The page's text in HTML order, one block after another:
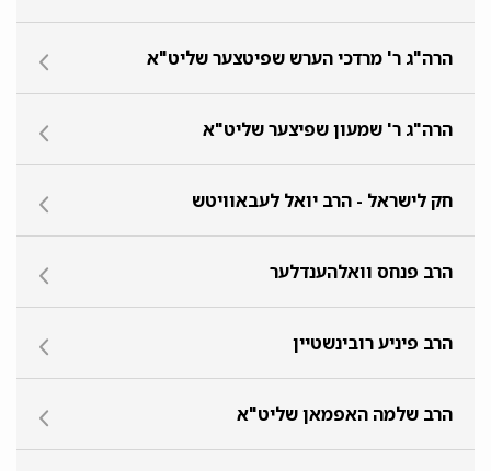
הרה"ג ר' מרדכי הערש שפיטצער שליט"א
הרה"ג ר' שמעון שפיצער שליט"א
חק לישראל - הרב יואל לעבאוויטש
הרב פנחס וואלהענדלער
הרב פיניע רובינשטיין
הרב שלמה האפמאן שליט"א